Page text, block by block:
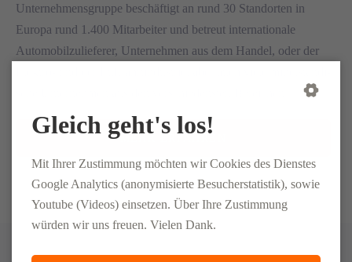
Unternehmensgruppe beschäftigt an rund 30 Standorten in
Europa rund 1.400 Mitarbeiter und betreut internationale
Automobilzulieferer, Unternehmen aus dem Handel, oder der
MEHR ERFAHREN
Gleich geht's los!
Mit Ihrer Zustimmung möchten wir Cookies des Dienstes
Google Analytics (anonymisierte Besucherstatistik), sowie
Youtube (Videos) einsetzen. Über Ihre Zustimmung
würden wir uns freuen. Vielen Dank.